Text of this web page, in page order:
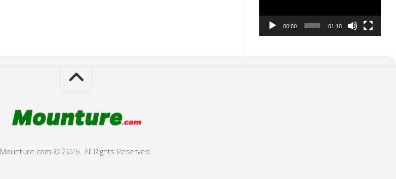
00:00 01:10
Mounture.com © 2026. All Rights Reserved.